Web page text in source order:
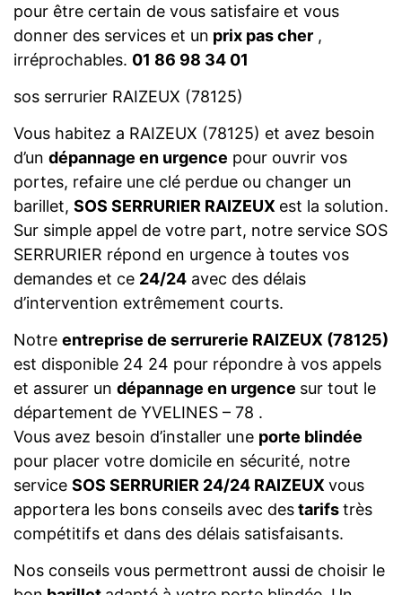
pour être certain de vous satisfaire et vous
donner des services et un prix pas cher ,
irréprochables. 01 86 98 34 01
sos serrurier RAIZEUX (78125)
Vous habitez a RAIZEUX (78125) et avez besoin
d’un dépannage en urgence pour ouvrir vos
portes, refaire une clé perdue ou changer un
barillet, SOS SERRURIER RAIZEUX est la solution.
Sur simple appel de votre part, notre service SOS
SERRURIER répond en urgence à toutes vos
demandes et ce 24/24 avec des délais
d’intervention extrêmement courts.
Notre entreprise de serrurerie RAIZEUX (78125)
est disponible 24 24 pour répondre à vos appels
et assurer un dépannage en urgence sur tout le
département de YVELINES – 78 .
Vous avez besoin d’installer une porte blindée
pour placer votre domicile en sécurité, notre
service SOS SERRURIER 24/24 RAIZEUX vous
apportera les bons conseils avec destarifstrès
compétitifs et dans des délais satisfaisants.
Nos conseils vous permettront aussi de choisir le